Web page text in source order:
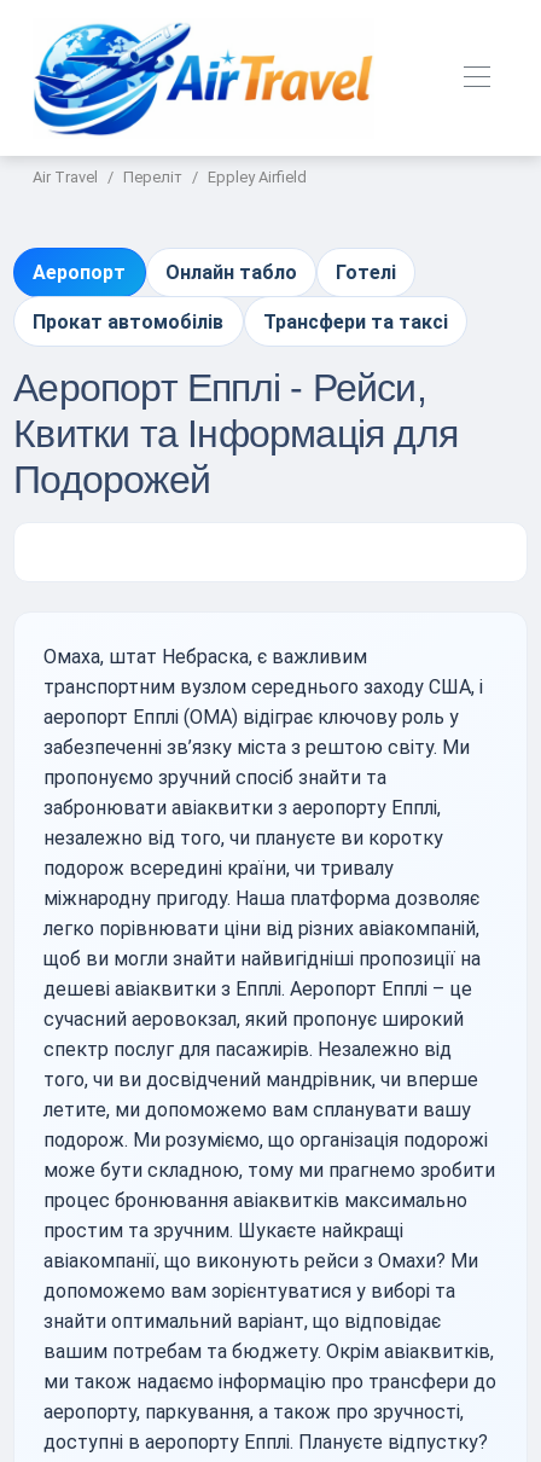
Air Travel Переліт Eppley Airfield
Аеропорт Онлайн табло Готелі
Прокат автомобілів Трансфери та таксі
Аеропорт Епплі - Рейси,
Квитки та Інформація для
Подорожей
Омаха, штат Небраска, є важливим
транспортним вузлом середнього заходу США, і
аеропорт Епплі (OMA) відіграє ключову роль у
забезпеченні зв’язку міста з рештою світу. Ми
пропонуємо зручний спосіб знайти та
забронювати авіаквитки з аеропорту Епплі,
незалежно від того, чи плануєте ви коротку
подорож всередині країни, чи тривалу
міжнародну пригоду. Наша платформа дозволяє
легко порівнювати ціни від різних авіакомпаній,
щоб ви могли знайти найвигідніші пропозиції на
дешеві авіаквитки з Епплі. Аеропорт Епплі – це
сучасний аеровокзал, який пропонує широкий
спектр послуг для пасажирів. Незалежно від
того, чи ви досвідчений мандрівник, чи вперше
летите, ми допоможемо вам спланувати вашу
подорож. Ми розуміємо, що організація подорожі
може бути складною, тому ми прагнемо зробити
процес бронювання авіаквитків максимально
простим та зручним. Шукаєте найкращі
авіакомпанії, що виконують рейси з Омахи? Ми
допоможемо вам зорієнтуватися у виборі та
знайти оптимальний варіант, що відповідає
вашим потребам та бюджету. Окрім авіаквитків,
ми також надаємо інформацію про трансфери до
аеропорту, паркування, а також про зручності,
доступні в аеропорту Епплі. Плануєте відпустку?